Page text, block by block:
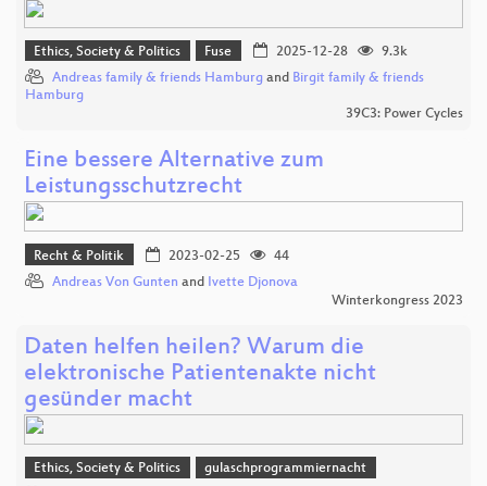
Ethics, Society & Politics Fuse 2025-12-28
9.3k
Andreas family & friends Hamburg and Birgit family & friends
Hamburg
39C3: Power Cycles
Eine bessere Alternative zum
Leistungsschutzrecht
Recht & Politik 2023-02-25
44
Andreas Von Gunten and Ivette Djonova
Winterkongress 2023
Daten helfen heilen? Warum die
elektronische Patientenakte nicht
gesünder macht
Ethics, Society & Politics
gulaschprogrammiernacht